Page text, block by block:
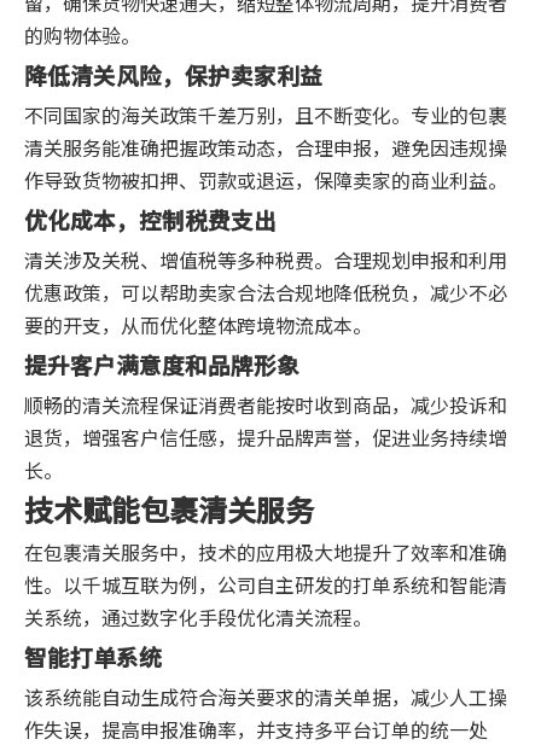
的购物体验。
降低清关风险，保护卖家利益
不同国家的海关政策千差万别，且不断变化。专业的包裹
清关服务能准确把握政策动态，合理申报，避免因违规操
作导致货物被扣押、罚款或退运，保障卖家的商业利益。
优化成本，控制税费支出
清关涉及关税、增值税等多种税费。合理规划申报和利用
优惠政策，可以帮助卖家合法合规地降低税负，减少不必
要的开支，从而优化整体跨境物流成本。
提升客户满意度和品牌形象
顺畅的清关流程保证消费者能按时收到商品，减少投诉和
退货，增强客户信任感，提升品牌声誉，促进业务持续增
长。
技术赋能包裹清关服务
在包裹清关服务中，技术的应用极大地提升了效率和准确
性。以千城互联为例，公司自主研发的打单系统和智能清
关系统，通过数字化手段优化清关流程。
智能打单系统
该系统能自动生成符合海关要求的清关单据，减少人工操
作失误，提高申报准确率，并支持多平台订单的统一处